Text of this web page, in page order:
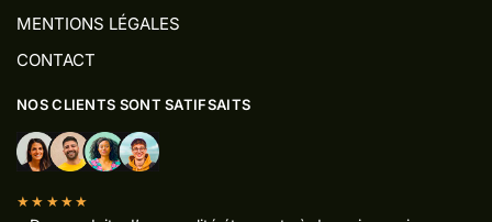
MENTIONS LÉGALES
CONTACT
NOS CLIENTS SONT SATIFSAITS
★★★★★